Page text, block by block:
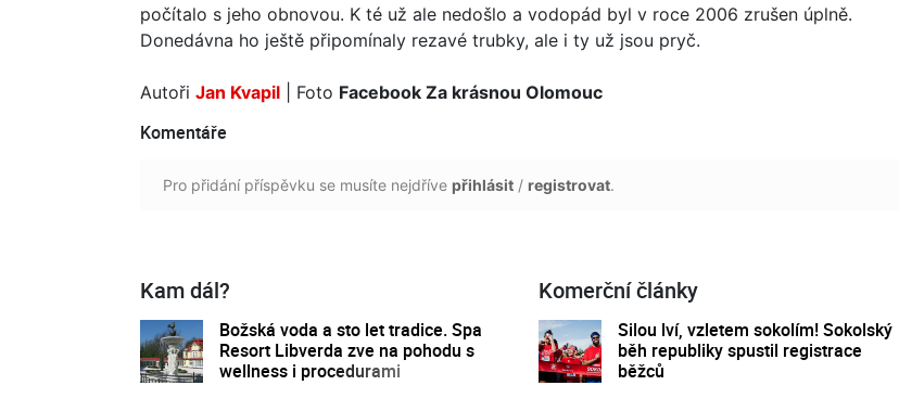
počítalo s jeho obnovou. K té už ale nedošlo a vodopád byl v roce 2006 zrušen úplně.
Donedávna ho ještě připomínaly rezavé trubky, ale i ty už jsou pryč.
Autoři Jan Kvapil | Foto Facebook Za krásnou Olomouc
Komentáře
Pro přidání příspěvku se musíte nejdříve přihlásit / registrovat.
Kam dál?
Božská voda a sto let tradice. Spa
Resort Libverda zve na pohodu s
wellness i procedurami
Komerční články
Silou lví, vzletem sokolím! Sokolský
běh republiky spustil registrace
běžců